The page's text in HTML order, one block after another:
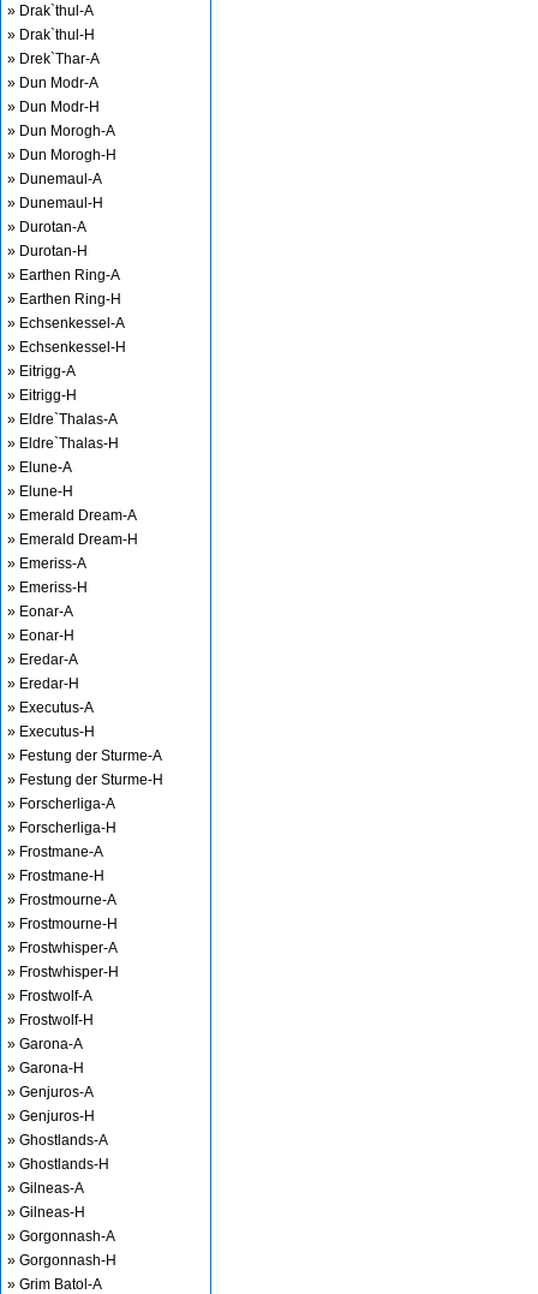
» Drak`thul-A
» Drak`thul-H
» Drek`Thar-A
» Dun Modr-A
» Dun Modr-H
» Dun Morogh-A
» Dun Morogh-H
» Dunemaul-A
» Dunemaul-H
» Durotan-A
» Durotan-H
» Earthen Ring-A
» Earthen Ring-H
» Echsenkessel-A
» Echsenkessel-H
» Eitrigg-A
» Eitrigg-H
» Eldre`Thalas-A
» Eldre`Thalas-H
» Elune-A
» Elune-H
» Emerald Dream-A
» Emerald Dream-H
» Emeriss-A
» Emeriss-H
» Eonar-A
» Eonar-H
» Eredar-A
» Eredar-H
» Executus-A
» Executus-H
» Festung der Sturme-A
» Festung der Sturme-H
» Forscherliga-A
» Forscherliga-H
» Frostmane-A
» Frostmane-H
» Frostmourne-A
» Frostmourne-H
» Frostwhisper-A
» Frostwhisper-H
» Frostwolf-A
» Frostwolf-H
» Garona-A
» Garona-H
» Genjuros-A
» Genjuros-H
» Ghostlands-A
» Ghostlands-H
» Gilneas-A
» Gilneas-H
» Gorgonnash-A
» Gorgonnash-H
» Grim Batol-A